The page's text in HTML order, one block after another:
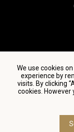
We use cookies
experience by
visits. By clicking
cookies. However
Terms and
© Česká